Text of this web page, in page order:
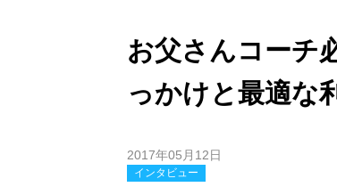
お父さんコーチ
っかけと最適な
2017年05月12日
インタビュー